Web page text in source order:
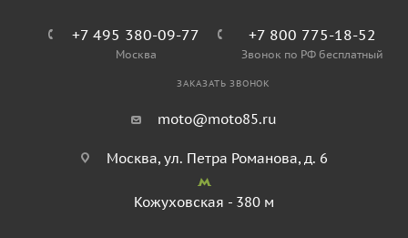
+7 495 380-09-77
Москва
+7 800 775-18-52
Звонок по РФ бесплатный
ЗАКАЗАТЬ ЗВОНОК
moto@moto85.ru
Москва, ул. Петра Романова, д. 6
Кожуховская - 380 м